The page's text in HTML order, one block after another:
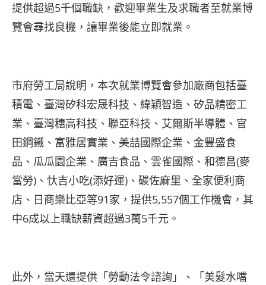
提供超過5千個職缺，歡迎畢業生及求職者至就業博
覽會尋找良機，讓畢業後能立即就業。
市府勞工局說明，本次就業博覽會參加廠商包括臺
積電、臺灣矽科宏晟科技、緯穎智造、矽品精密工
業、臺灣穗高科技、聯亞科技、艾爾斯半導體、官
田鋼鐵、富雅居實業、美喆國際企業、金豐盛食
品、瓜瓜園企業、廣吉食品、雲雀國際、和德昌(麥
當勞)、忕吉小吃(添好運)、碳佐麻里、全家便利商
店、日商樂比亞等91家，提供5,557個工作機會，其
中6成以上職缺薪資超過3萬5千元。
此外，當天還提供「勞動法令諮詢」、「美髮水噹